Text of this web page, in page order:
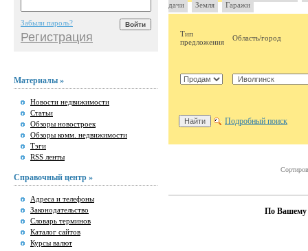
Забыли пароль?
Регистрация
Материалы »
Новости недвижимости
Статьи
Обзоры новостроек
Обзоры комм. недвижимости
Тэги
RSS ленты
Справочный центр »
Адреса и телефоны
Законодательство
Словарь терминов
Каталог сайтов
Курсы валют
дачи
Земля Гаражи
Тип
предложения
Область/город
Подробный поиск
По Вашему